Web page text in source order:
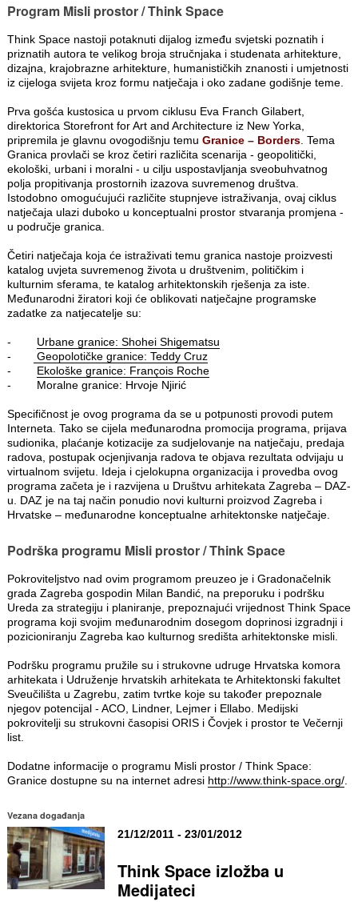
Program Misli prostor / Think Space
Think Space nastoji potaknuti dijalog između svjetski poznatih i
priznatih autora te velikog broja stručnjaka i studenata arhitekture,
dizajna, krajobrazne arhitekture, humanističkih znanosti i umjetnosti
iz cijeloga svijeta kroz formu natječaja i oko zadane godišnje teme.
Prva gošća kustosica u prvom ciklusu Eva Franch Gilabert,
direktorica Storefront for Art and Architecture iz New Yorka,
pripremila je glavnu ovogodišnju temu Granice – Borders. Tema
Granica provlači se kroz četiri različita scenarija - geopolitički,
ekološki, urbani i moralni - u cilju uspostavljanja sveobuhvatnog
polja propitivanja prostornih izazova suvremenog društva.
Istodobno omogućujući različite stupnjeve istraživanja, ovaj ciklus
natječaja ulazi duboko u konceptualni prostor stvaranja promjena -
u područje granica.
Četiri natječaja koja će istraživati temu granica nastoje proizvesti
katalog uvjeta suvremenog života u društvenim, političkim i
kulturnim sferama, te katalog arhitektonskih rješenja za iste.
Međunarodni žiratori koji će oblikovati natječajne programske
zadatke za natjecatelje su:
- Urbane granice: Shohei Shigematsu
-
Geopolotičke granice: Teddy Cruz
- Ekološke granice: François Roche
- Moralne granice: Hrvoje Njirić
Specifičnost je ovog programa da se u potpunosti provodi putem
Interneta. Tako se cijela međunarodna promocija programa, prijava
sudionika, plaćanje kotizacije za sudjelovanje na natječaju, predaja
radova, postupak ocjenjivanja radova te objava rezultata odvijaju u
virtualnom svijetu. Ideja i cjelokupna organizacija i provedba ovog
programa začeta je i razvijena u Društvu arhitekata Zagreba – DAZ-
u. DAZ je na taj način ponudio novi kulturni proizvod Zagreba i
Hrvatske – međunarodne konceptualne arhitektonske natječaje.
Podrška programu Misli prostor / Think Space
Pokroviteljstvo nad ovim programom preuzeo je i Gradonačelnik
grada Zagreba gospodin Milan Bandić, na preporuku i podršku
Ureda za strategiju i planiranje, prepoznajući vrijednost Think Space
programa koji svojim međunarodnim dosegom doprinosi izgradnji i
pozicioniranju Zagreba kao kulturnog središta arhitektonske misli.
Podršku programu pružile su i strukovne udruge Hrvatska komora
arhitekata i Udruženje hrvatskih arhitekata te Arhitektonski fakultet
Sveučilišta u Zagrebu, zatim tvrtke koje su također prepoznale
njegov potencijal - ACO, Lindner, Lejmer i Ellabo. Medijski
pokrovitelji su strukovni časopisi ORIS i Čovjek i prostor te Večernji
list.
Dodatne informacije o programu Misli prostor / Think Space:
Granice dostupne su na internet adresi http://www.think-space.org/.
Vezana događanja
21/12/2011 - 23/01/2012
Think Space izložba u
Medijateci